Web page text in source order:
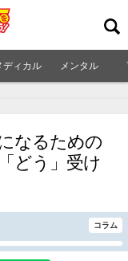
ディカル メンタル
なるための
どう」受け
コラム